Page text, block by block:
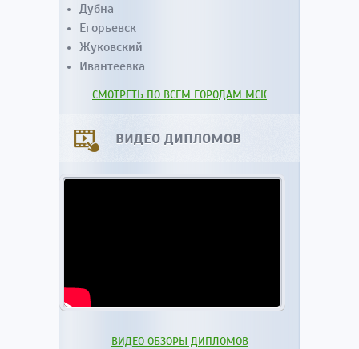
Дубна
Егорьевск
Жуковский
Ивантеевка
СМОТРЕТЬ ПО ВСЕМ ГОРОДАМ МСК
ВИДЕО ДИПЛОМОВ
ВИДЕО ОБЗОРЫ ДИПЛОМОВ